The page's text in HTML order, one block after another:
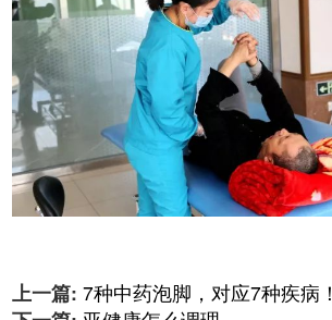
上一篇:7种中药泡脚，对应7种疾病！